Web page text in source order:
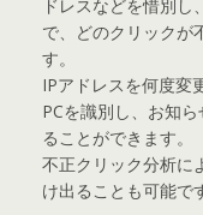
ドレスなどを惜別
で、どのクリックが
す。
IPアドレスを何度変
PCを識別し、お知
ることができます。
不正クリック分析に
け出ることも可能で